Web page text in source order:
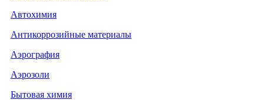
Автохимия
Антикоррозийные материалы
Аэрография
Аэрозоли
Бытовая химия